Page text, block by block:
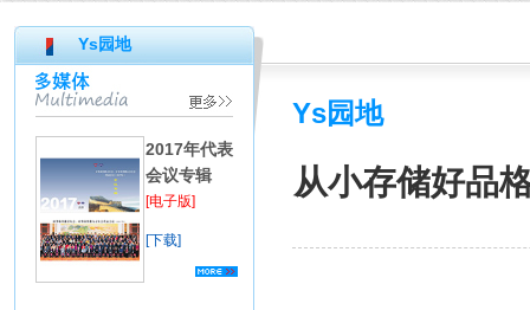
Ys园地
2017年代表
会议专辑
[电子版]
[下载]
Ys园地
从小存储好品